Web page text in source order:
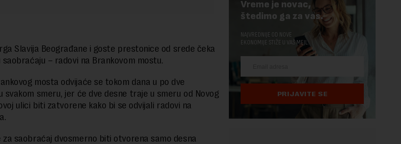
Slavija Beograđane i goste prestonice od srede čeka
– radovi na Brankovom mostu.
mosta odvijaće se tokom dana u po dve
svakom smeru, jer će dve desne traje u smeru od Novog
ulici biti zatvorene kako bi se odvijali radovi na
za saobraćaj dvosmerno biti otvorena samo desna
Vreme je novac,
štedimo ga za vas.
NAJVREDNIJE OD NOVE
EKONOMIJE STIŽE U VAŠ MEJL.
PRIJAVITE SE